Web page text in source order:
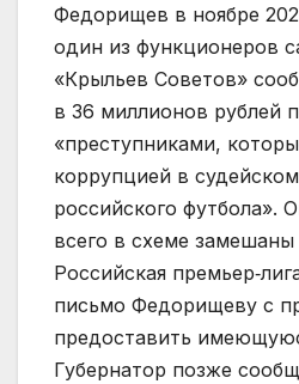
Федорищев в ноябре
один из функционеров
«Крыльев Советов»
в 36 миллионов рублей
«преступниками,
коррупцией в
российского футбола».
всего в схеме замешаны
Российская
письмо Федорищеву с
предоставить
Губернатор позже